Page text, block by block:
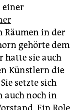
einer
Räumen in der
gehörte dem
hatte sie auch
Künstlern die
setzte sich
auch noch in